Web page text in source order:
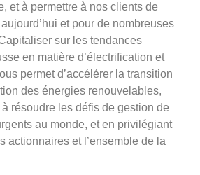
et à permettre à nos clients de
et pour de nombreuses
sur les tendances
en matière d’électrification et
permet d’accélérer la transition
des énergies renouvelables,
résoudre les défis de gestion de
au monde, et en privilégiant
actionnaires et l’ensemble de la